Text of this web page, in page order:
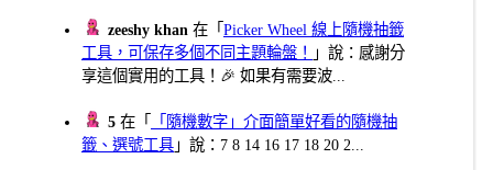
zeeshy khan 在「Picker Wheel 線上隨機抽籤
工具，可保存多個不同主題輪盤！
」說：感謝分
享這個實用的工具！🎉 如果有需要波...
5 在「
「隨機數字」介面簡單好看的隨機抽
籤、選號工具 」說：7 8 14 16 17 18 20 2...